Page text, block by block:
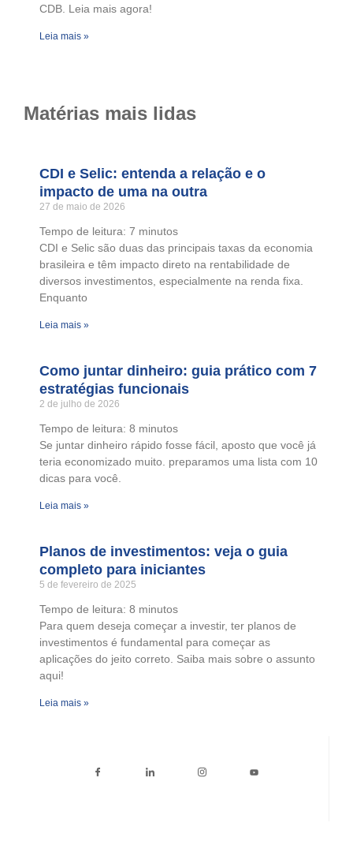
CDB. Leia mais agora!
Leia mais »
Matérias mais lidas
CDI e Selic: entenda a relação e o
impacto de uma na outra
27 de maio de 2026
Tempo de leitura: 7 minutos
CDI e Selic são duas das principais taxas da economia
brasileira e têm impacto direto na rentabilidade de
diversos investimentos, especialmente na renda fixa.
Enquanto
Leia mais »
Como juntar dinheiro: guia prático com 7
estratégias funcionais
2 de julho de 2026
Tempo de leitura: 8 minutos
Se juntar dinheiro rápido fosse fácil, aposto que você já
teria economizado muito. preparamos uma lista com 10
dicas para você.
Leia mais »
Planos de investimentos: veja o guia
completo para iniciantes
5 de fevereiro de 2025
Tempo de leitura: 8 minutos
Para quem deseja começar a investir, ter planos de
investimentos é fundamental para começar as
aplicações do jeito correto. Saiba mais sobre o assunto
aqui!
Leia mais »